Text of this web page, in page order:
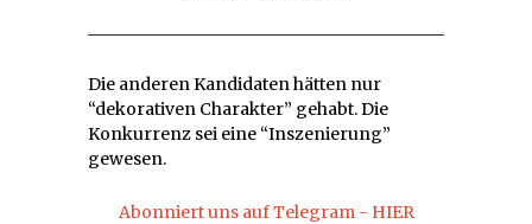
Die anderen Kandidaten hätten nur
“dekorativen Charakter” gehabt. Die
Konkurrenz sei eine “Inszenierung”
gewesen.
Abonniert uns auf Telegram - HIER